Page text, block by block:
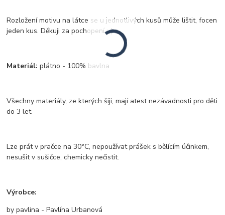
Rozložení motivu na látce se u jednotlivých kusů může lištit, focen
jeden kus. Děkuji za pochopení :-)
Materiál: plátno - 100% bavlna
Všechny materiály, ze kterých šiji, mají atest nezávadnosti pro děti
do 3 let.
Lze prát v pračce na 30°C, nepoužívat prášek s bělícím účinkem,
nesušit v sušičce, chemicky nečistit.
Výrobce:
by pavlina - Pavlína Urbanová